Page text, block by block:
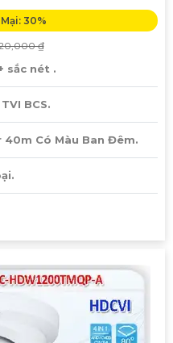
30%
₫
sắc nét .
BCS.
40m Có Màu Ban Đêm.